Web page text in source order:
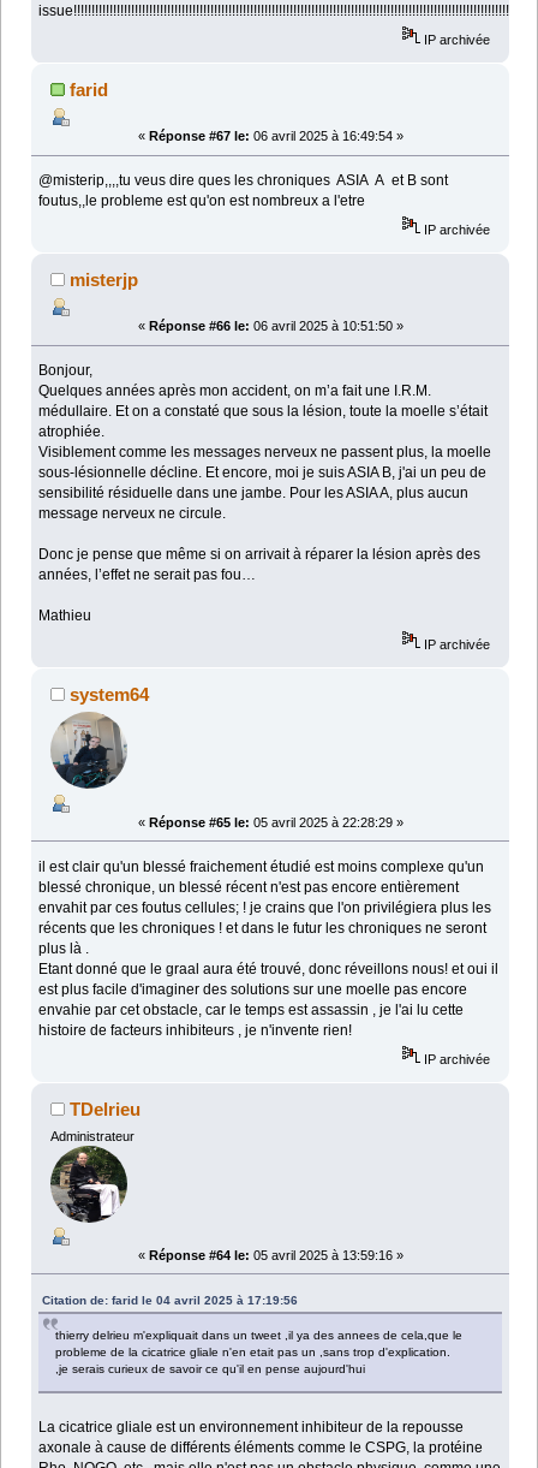
IP archivée
farid
« Réponse #67 le: 06 avril 2025 à 16:49:54 »
@misterip,,,,tu veus dire ques les chroniques ASIA A et B sont
foutus,,le probleme est qu'on est nombreux a l'etre
IP archivée
misterjp
« Réponse #66 le: 06 avril 2025 à 10:51:50 »
Bonjour,
Quelques années après mon accident, on m’a fait une I.R.M.
médullaire. Et on a constaté que sous la lésion, toute la moelle s’était
atrophiée.
Visiblement comme les messages nerveux ne passent plus, la moelle
sous-lésionnelle décline. Et encore, moi je suis ASIA B, j'ai un peu de
sensibilité résiduelle dans une jambe. Pour les ASIA A, plus aucun
message nerveux ne circule.
Donc je pense que même si on arrivait à réparer la lésion après des
années, l’effet ne serait pas fou…
Mathieu
IP archivée
system64
« Réponse #65 le: 05 avril 2025 à 22:28:29 »
il est clair qu'un blessé fraichement étudié est moins complexe qu'un
blessé chronique, un blessé récent n'est pas encore entièrement
envahit par ces foutus cellules; ! je crains que l'on privilégiera plus les
récents que les chroniques ! et dans le futur les chroniques ne seront
plus là .
Etant donné que le graal aura été trouvé, donc réveillons nous! et oui il
est plus facile d'imaginer des solutions sur une moelle pas encore
envahie par cet obstacle, car le temps est assassin , je l'ai lu cette
histoire de facteurs inhibiteurs , je n'invente rien!
IP archivée
TDelrieu
Administrateur
« Réponse #64 le: 05 avril 2025 à 13:59:16 »
Citation de: farid le 04 avril 2025 à 17:19:56
thierry delrieu m'expliquait dans un tweet ,il ya des annees de cela,que le
probleme de la cicatrice gliale n'en etait pas un ,sans trop d'explication.
,je serais curieux de savoir ce qu'il en pense aujourd'hui
La cicatrice gliale est un environnement inhibiteur de la repousse
axonale à cause de différents éléments comme le CSPG, la protéine